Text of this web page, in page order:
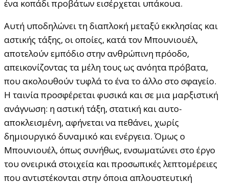
ένα κοπάδι προβάτων εισέρχεται υπάκουα.
Αυτή υποδηλώνει τη διαπλοκή μεταξύ εκκλησίας και
αστικής τάξης, οι οποίες, κατά τον Μπουνιουέλ,
αποτελούν εμπόδιο στην ανθρώπινη πρόοδο,
απεικονίζοντας τα μέλη τους ως ανόητα πρόβατα,
που ακολουθούν τυφλά το ένα το άλλο στο σφαγείο.
Η ταινία προσφέρεται φυσικά και σε μια μαρξιστική
ανάγνωση: η αστική τάξη, στατική και αυτο-
αποκλεισμένη, αφήνεται να πεθάνει, χωρίς
δημιουργικό δυναμικό και ενέργεια. Όμως ο
Μπουνιουέλ, όπως συνήθως, ενσωματώνει στο έργο
του ονειρικά στοιχεία και προσωπικές λεπτομέρειες
που αντιστέκονται στην όποια απλουστευτική